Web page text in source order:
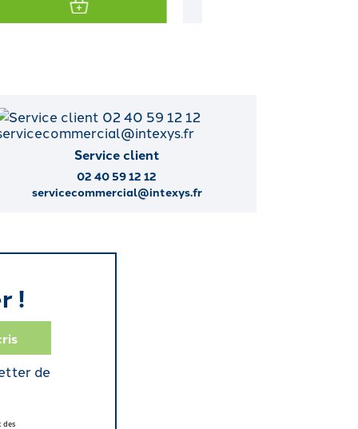
Service client
02 40 59 12 12
servicecommercial@intexys.fr
!
de
des